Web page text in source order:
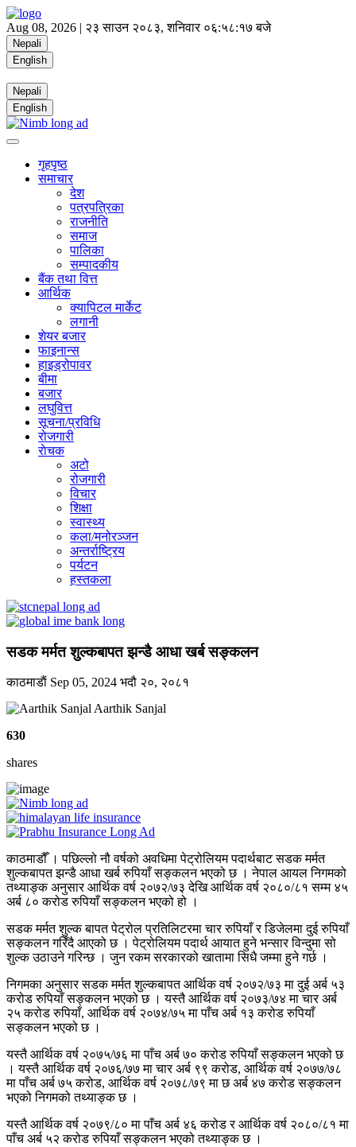
Aug 08, 2026 | २३ साउन २०८३, शनिवार ०६:५८:१७ बजे
Nepali
English
Nepali
English
गृहपृष्ठ
समाचार
देश
पत्रपत्रिका
राजनीति
समाज
पालिका
सम्पादकीय
बैंक तथा वित्त
आर्थिक
क्यापिटल मार्केट
लगानी
शेयर बजार
फाइनान्स
हाइड्रोपावर
बीमा
बजार
लघुवित्त
सूचना/प्रविधि
रोजगारी
राेचक
अटो
रोजगारी
विचार
शिक्षा
स्वास्थ्य
कला/मनोरञ्जन
अन्तर्राष्ट्रिय
पर्यटन
हस्तकला
सडक मर्मत शुल्कबापत झन्डै आधा खर्ब सङ्कलन
काठमाडाैं Sep 05, 2024 भदौ २०, २०८१
Aarthik Sanjal
630
shares
काठमाडौँ । पछिल्लो नौ वर्षको अवधिमा पेट्रोलियम पदार्थबाट सडक मर्मत
शुल्कबापत झन्डै आधा खर्ब रुपियाँ सङ्कलन भएको छ । नेपाल आयल निगमको
तथ्याङ्क अनुसार आर्थिक वर्ष २०७२/७३ देखि आर्थिक वर्ष २०८०/८१ सम्म ४५
अर्ब ८० करोड रुपियाँ सङ्कलन भएको हो ।
सडक मर्मत शुल्क बापत पेट्रोल प्रतिलिटरमा चार रुपियाँ र डिजेलमा दुई रुपियाँ
सङ्कलन गरिँदै आएको छ । पेट्रोलियम पदार्थ आयात हुने भन्सार विन्दुमा सो
शुल्क उठाउने गरिन्छ । जुन रकम सरकारको खातामा सिधै जम्मा हुने गर्छ ।
निगमका अनुसार सडक मर्मत शुल्कबापत आर्थिक वर्ष २०७२/७३ मा दुई अर्ब ५३
करोड रुपियाँ सङ्कलन भएको छ । यस्तै आर्थिक वर्ष २०७३/७४ मा चार अर्ब
२५ करोड रुपियाँ, आर्थिक वर्ष २०७४/७५ मा पाँच अर्ब १३ करोड रुपियाँ
सङ्कलन भएको छ ।
यस्तै आर्थिक वर्ष २०७५/७६ मा पाँच अर्ब ७० करोड रुपियाँ सङ्कलन भएको छ
। यस्तै आर्थिक वर्ष २०७६/७७ मा चार अर्ब ९९ करोड, आर्थिक वर्ष २०७७/७८
मा पाँच अर्ब ७५ करोड, आर्थिक वर्ष २०७८/७९ मा छ अर्ब ४७ करोड सङ्कलन
भएको निगमको तथ्याङ्क छ ।
यस्तै आर्थिक वर्ष २०७९/८० मा पाँच अर्ब ४६ करोड र आर्थिक वर्ष २०८०/८१ मा
पाँच अर्ब ५२ करोड रुपियाँ सङ्कलन भएको तथ्याङ्क छ ।